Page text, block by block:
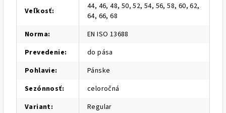
Veľkosť:
44, 46, 48, 50, 52, 54, 56, 58, 60, 62,
64, 66, 68
Norma:
EN ISO 13688
Prevedenie:
do pása
Pohlavie:
Pánske
Sezónnosť:
celoročná
Variant:
Regular